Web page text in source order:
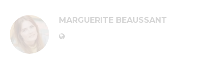
MARGUERITE BEAUSSANT